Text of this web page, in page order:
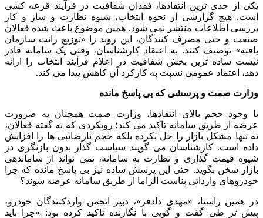
یکی از جدی ‌ترین انتقادها، فقدان شفافیت در فرآیند قرعه‌ کشی
است. هیچ گزارشی از نحوه انتخاب، شیوه نظارت و ساز و کار
بررسی اطلاعات منتشر نمی ‌شود. همین موضوع باعث شده فعالان
صنعت و حتی مصرف‌ کنندگان، این روند را «توزیع رانت سازمان
‌یافته» توصیف کنند. به اعتقاد کارشناسان، وقتی یک سامانه قادر
نیست ساده‌ ترین بخش شفافیت در اعلام فرآیند انتخاب را ارائه
دهد، اعتماد عمومی نسبت به کارکرد آن کاهش پیدا می ‌کند.
وزارت صمت و پرسشی که بی ‌پاسخ مانده
با وجود حجم بالای انتقادها، وزارت صمت همچنان به ضرورت
عرضه از طریق سامانه تاکید می ‌کند؛ رویکردی که به گفته فعالان،
نه ‌تنها مشکل بازار را حل نکرده بلکه حجم نارضایتی ‌ها را افزایش
داده است. کارشناسان می ‌گویند سیاست ‌گذار بدون بازنگری در
شیوه قیمت ‌گذاری و نظارت به سامانه، نمی ‌تواند از ساماندهی
بازار سخن بگوید. حتی این پرسش ساده نیز بی ‌پاسخ مانده که چرا
خودروهای وارداتی بناست الزاما از طریق سامانه عرضه شوند؟
در همین راستا، «مهدی دادفر»، دبیر انجمن واردکنندگان خودرو،
پیش‌ تر طی گفت ‌و گویی با نگارنده تاکید کرده بود: «چرا باید